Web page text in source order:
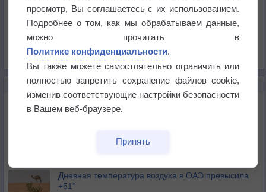
Давление
Осадки
Облачность
Список всех карт
НОВОЕ О ПОГОДЕ
Июль в России стал самым тёплым за всю
историю
В Центральной России наступают самые жаркие
Дневная температура воздуха в ОАЭ превысила
+51°
просмотр, Вы соглашаетесь с их использованием.
Подробнее о том, как мы обрабатываем данные,
можно прочитать в
Политике конфиденциальности.
Вы также можете самостоятельно ограничить или
полностью запретить сохранение файлов cookie,
изменив соответствующие настройки безопасности
в Вашем веб-браузере.
Принять